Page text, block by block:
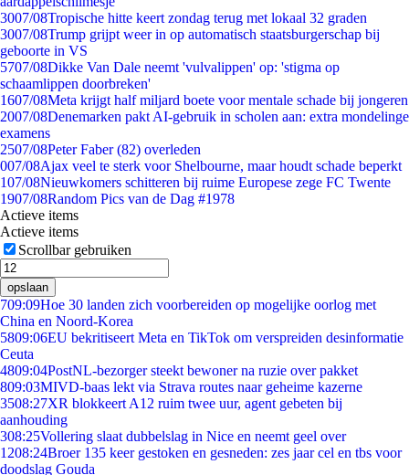
3007/08Tropische hitte keert zondag terug met lokaal 32 graden
3007/08Trump grijpt weer in op automatisch staatsburgerschap bij
geboorte in VS
5707/08Dikke Van Dale neemt 'vulvalippen' op: 'stigma op
schaamlippen doorbreken'
1607/08Meta krijgt half miljard boete voor mentale schade bij jongeren
2007/08Denemarken pakt AI-gebruik in scholen aan: extra mondelinge
examens
2507/08Peter Faber (82) overleden
007/08Ajax veel te sterk voor Shelbourne, maar houdt schade beperkt
107/08Nieuwkomers schitteren bij ruime Europese zege FC Twente
1907/08Random Pics van de Dag #1978
Actieve items
Actieve items
Scrollbar gebruiken
opslaan
709:09Hoe 30 landen zich voorbereiden op mogelijke oorlog met
China en Noord-Korea
5809:06EU bekritiseert Meta en TikTok om verspreiden desinformatie
Ceuta
4809:04PostNL-bezorger steekt bewoner na ruzie over pakket
809:03MIVD-baas lekt via Strava routes naar geheime kazerne
3508:27XR blokkeert A12 ruim twee uur, agent gebeten bij
aanhouding
308:25Vollering slaat dubbelslag in Nice en neemt geel over
1208:24Broer 135 keer gestoken en gesneden: zes jaar cel en tbs voor
doodslag Gouda